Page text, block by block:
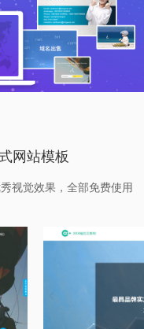
网站模板
视觉效果，全部免费使用